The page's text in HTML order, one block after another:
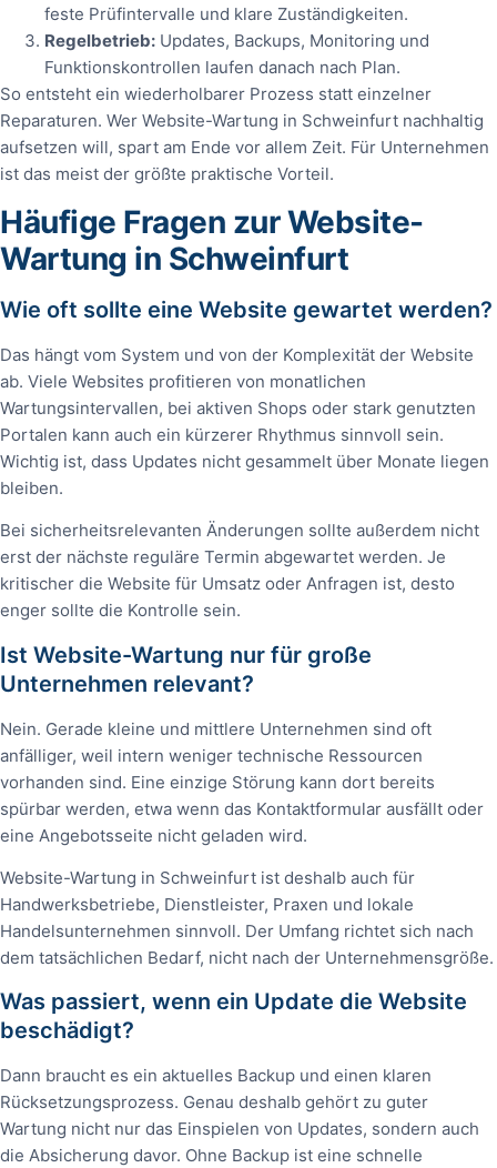
feste Prüfintervalle und klare Zuständigkeiten.
Regelbetrieb: Updates, Backups, Monitoring und
Funktionskontrollen laufen danach nach Plan.
So entsteht ein wiederholbarer Prozess statt einzelner
Reparaturen. Wer Website-Wartung in Schweinfurt nachhaltig
aufsetzen will, spart am Ende vor allem Zeit. Für Unternehmen
ist das meist der größte praktische Vorteil.
Häufige Fragen zur Website-
Wartung in Schweinfurt
Wie oft sollte eine Website gewartet werden?
Das hängt vom System und von der Komplexität der Website
ab. Viele Websites profitieren von monatlichen
Wartungsintervallen, bei aktiven Shops oder stark genutzten
Portalen kann auch ein kürzerer Rhythmus sinnvoll sein.
Wichtig ist, dass Updates nicht gesammelt über Monate liegen
bleiben.
Bei sicherheitsrelevanten Änderungen sollte außerdem nicht
erst der nächste reguläre Termin abgewartet werden. Je
kritischer die Website für Umsatz oder Anfragen ist, desto
enger sollte die Kontrolle sein.
Ist Website-Wartung nur für große
Unternehmen relevant?
Nein. Gerade kleine und mittlere Unternehmen sind oft
anfälliger, weil intern weniger technische Ressourcen
vorhanden sind. Eine einzige Störung kann dort bereits
spürbar werden, etwa wenn das Kontaktformular ausfällt oder
eine Angebotsseite nicht geladen wird.
Website-Wartung in Schweinfurt ist deshalb auch für
Handwerksbetriebe, Dienstleister, Praxen und lokale
Handelsunternehmen sinnvoll. Der Umfang richtet sich nach
dem tatsächlichen Bedarf, nicht nach der Unternehmensgröße.
Was passiert, wenn ein Update die Website
beschädigt?
Dann braucht es ein aktuelles Backup und einen klaren
Rücksetzungsprozess. Genau deshalb gehört zu guter
Wartung nicht nur das Einspielen von Updates, sondern auch
die Absicherung davor. Ohne Backup ist eine schnelle